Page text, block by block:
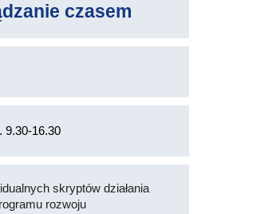
czasem
9.30-16.30
skryptów działania
rozwoju